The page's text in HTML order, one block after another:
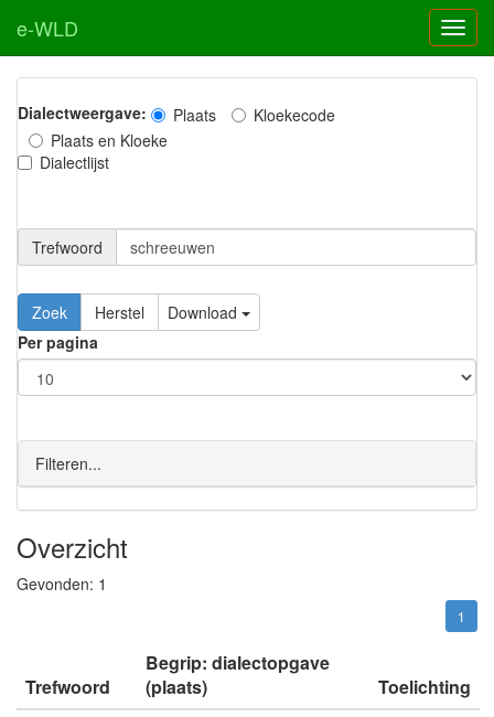
e-WLD
Dialectweergave: Plaats
Kloekecode
Plaats en Kloeke
Dialectlijst
Trefwoord
Download
Per pagina
Filteren...
Overzicht
Gevonden: 1
1
Trefwoord
Begrip: dialectopgave
(plaats)
Toelichting